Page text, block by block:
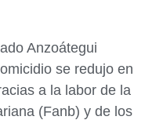
Anzoátegui
se redujo en
a la labor de la
(Fanb) y de los